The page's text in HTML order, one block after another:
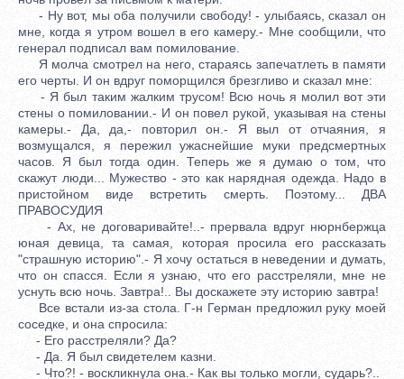
- Ну вот, мы оба получили свободу! - улыбаясь, сказал он
мне, когда я утром вошел в его камеру.- Мне сообщили, что
генерал подписал вам помилование.
Я молча смотрел на него, стараясь запечатлеть в памяти
его черты. И он вдруг поморщился брезгливо и сказал мне:
- Я был таким жалким трусом! Всю ночь я молил вот эти
стены о помиловании.- И он повел рукой, указывая на стены
камеры.- Да, да,- повторил он.- Я выл от отчаяния, я
возмущался, я пережил ужаснейшие муки предсмертных
часов. Я был тогда один. Теперь же я думаю о том, что
скажут люди... Мужество - это как нарядная одежда. Надо в
пристойном виде встретить смерть. Поэтому... ДВА
ПРАВОСУДИЯ
- Ах, не договаривайте!..- прервала вдруг нюрнбержца
юная девица, та самая, которая просила его рассказать
"страшную историю".- Я хочу остаться в неведении и думать,
что он спасся. Если я узнаю, что его расстреляли, мне не
уснуть всю ночь. Завтра!.. Вы доскажете эту историю завтра!
Все встали из-за стола. Г-н Герман предложил руку моей
соседке, и она спросила:
- Его расстреляли? Да?
- Да. Я был свидетелем казни.
- Что?! - воскликнула она.- Как вы только могли, сударь?..